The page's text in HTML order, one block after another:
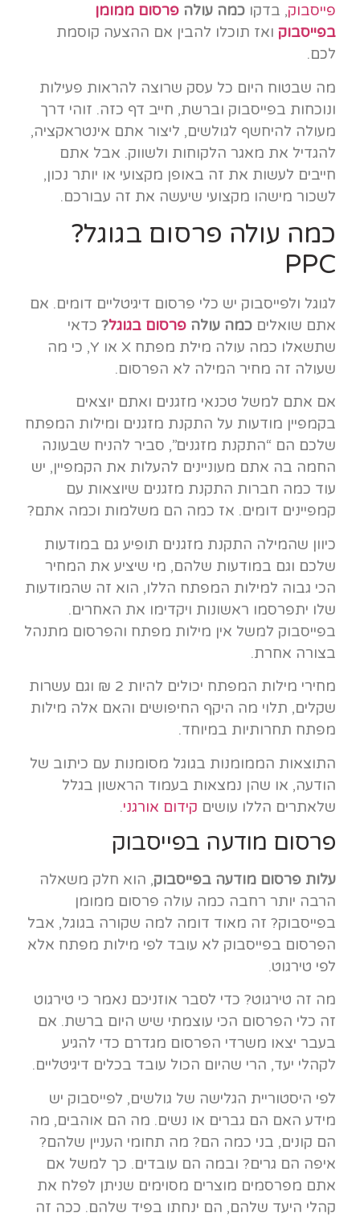
פייסבוק, בדקו כמה עולה פרסום ממומן
בפייסבוק ואז תוכלו להבין אם ההצעה קוסמת
לכם.
מה שבטוח היום כל עסק שרוצה להראות פעילות
ונוכחות בפייסבוק וברשת, חייב דף כזה. זוהי דרך
מעולה להיחשף לגולשים, ליצור אתם אינטראקציה,
להגדיל את מאגר הלקוחות ולשווק. אבל אתם
חייבים לעשות את זה באופן מקצועי או יותר נכון,
לשכור מישהו מקצועי שיעשה את זה עבורכם.
כמה עולה פרסום בגוגל?
PPC
לגוגל ולפייסבוק יש כלי פרסום דיגיטליים דומים. אם
אתם שואלים כמה עולה פרסום בגוגל? כדאי
שתשאלו כמה עולה מילת מפתח X או Y, כי מה
שעולה זה מחיר המילה לא הפרסום.
אם אתם למשל טכנאי מזגנים ואתם יוצאים
בקמפיין מודעות על התקנת מזגנים ומילות המפתח
שלכם הם “התקנת מזגנים”, סביר להניח שבעונה
החמה בה אתם מעוניינים להעלות את הקמפיין, יש
עוד כמה חברות התקנת מזגנים שיוצאות עם
קמפיינים דומים. אז כמה הם משלמות וכמה אתם?
כיוון שהמילה התקנת מזגנים תופיע גם במודעות
שלכם וגם במודעות שלהם, מי שיציע את המחיר
הכי גבוה למילות המפתח הללו, הוא זה שהמודעות
שלו יתפרסמו ראשונות ויקדימו את האחרים.
בפייסבוק למשל אין מילות מפתח והפרסום מתנהל
בצורה אחרת.
מחירי מילות המפתח יכולים להיות 2 ₪ וגם עשרות
שקלים, תלוי מה היקף החיפושים והאם אלה מילות
מפתח תחרותיות במיוחד.
התוצאות הממומנות בגוגל מסומנות עם כיתוב של
הודעה, או שהן נמצאות בעמוד הראשון בגלל
שלאתרים הללו עושים קידום אורגני.
פרסום מודעה בפייסבוק
עלות פרסום מודעה בפייסבוק, הוא חלק משאלה
הרבה יותר רחבה כמה עולה פרסום ממומן
בפייסבוק? זה מאוד דומה למה שקורה בגוגל, אבל
הפרסום בפייסבוק לא עובד לפי מילות מפתח אלא
לפי טירגוט.
מה זה טירגוט? כדי לסבר אוזניכם נאמר כי טירגוט
זה כלי הפרסום הכי עוצמתי שיש היום ברשת. אם
בעבר יצאו משרדי הפרסום מגדרם כדי להגיע
לקהלי יעד, הרי שהיום הכול עובד בכלים דיגיטליים.
לפי היסטוריית הגלישה של גולשים, לפייסבוק יש
מידע האם הם גברים או נשים. מה הם אוהבים, מה
הם קונים, בני כמה הם? מה תחומי העניין שלהם?
איפה הם גרים? ובמה הם עובדים. כך למשל אם
אתם מפרסמים מוצרים מסוימים שניתן לפלח את
קהלי היעד שלהם, הם ינחתו בפיד שלהם. ככה זה